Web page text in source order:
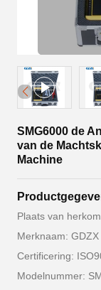
SMG6000 de
van de
Machine
Plaats van
Merknaam: GDZX
Certificering:
Modelnummer: